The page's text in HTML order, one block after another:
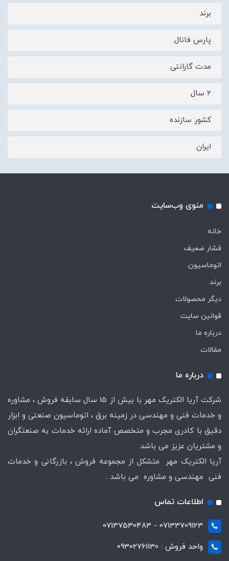
برند
پارس فانال
مدت گارانتی
۲ سال
کشور سازنده
ایران
منوی وب‌سایت
خانه
فشار ضعیف
اتوماسیون
برند
دیگر محصولات
قوانین سایت
درباره ما
مقالات
درباره ما
شرکت آریا الکتریک مهر با بیش از 15 سال سابقه فروش ، مشاوره
و خدمات فنی و مهندسی در زمینه برق ، اتوماسیون صنعتی و ابزار
دقیق با کادری مجرب و متخصص آماده ارائه خدمات به صنعتگران
و مشتریان عزیز می باشد.
آریا الکتریک مهر متشکل از مجموعه فروش ، بازرگانی و خدمات
فنی مهندسی و مشاوره می باشد .
اطلاعات تماس
07133709123 - 07137530483
واحد فروش : 09302761130